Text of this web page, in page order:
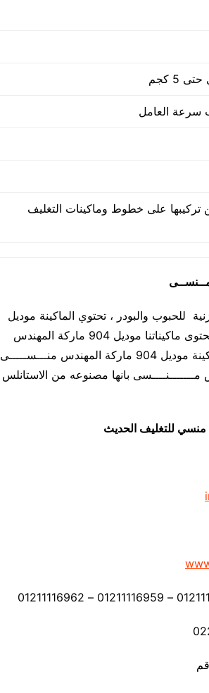
على خطوط وماكينات التغليف
الوزنية للحبوب والبودر ، تحتوي الماكينة موديل
904 ماركة المهندس مــــنســـى على لوحه تحكم ميكروكمبيوتر ، تحتوى ماكيناتنا موديل 904 ماركة المهندس
منــــســـى على نظام اهتزاز وذلك لزياده دقة الماكينة ، تحتوي الماكينة موديل 904 ماركة المهندس منـــســـــى
الماكينة موديل 904 ماركة المهندس مـــــــنــــسى بانها مصنوعه من الاستانلس
منسي للتغليف الحديث